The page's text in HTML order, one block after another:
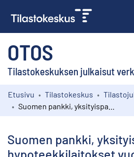
OTOS
Tilastokeskuksen julkaisut
Kokoelmat
Etusivu Tilastokeskus
Suomen pankki,